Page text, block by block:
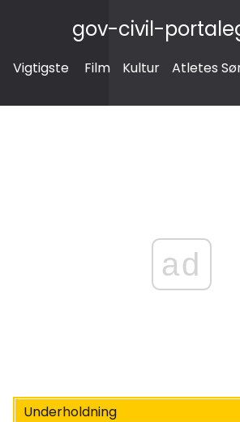
gov-civil-
Vigtigste Film Kultur Atletes
ad
Underholdning